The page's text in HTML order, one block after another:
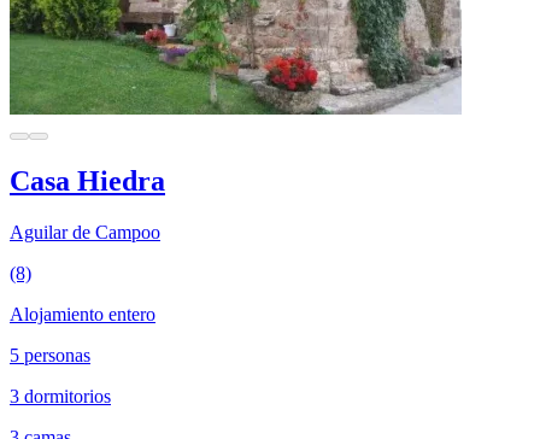
Casa Hiedra
Aguilar de Campoo
(8)
Alojamiento entero
5 personas
3 dormitorios